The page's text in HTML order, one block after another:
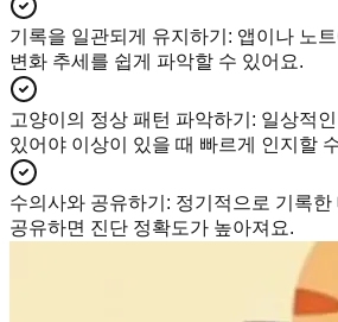
기록을 일관되게 유지하기 : 앱이나 노
변화 추세를 쉽게 파악할 수 있어요.
고양이의 정상 패턴 파악하기 : 일상적
있어야 이상이 있을 때 빠르게 인지할
수의사와 공유하기 : 정기적으로 기록
공유하면 진단 정확도가 높아져요.